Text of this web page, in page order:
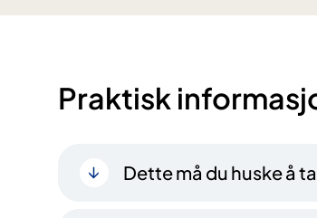
Praktisk
Dette må du huske å